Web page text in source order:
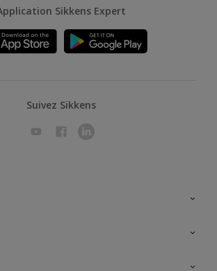
Sikkens Expert
Suivez Sikkens
PASS